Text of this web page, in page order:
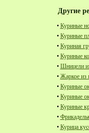
Другие
• Куриные
• Куриные
• Куриная
• Куриные
• Шницели
• Жаркое из
• Куриные
• Куриные
• Куриные
•
• Курица